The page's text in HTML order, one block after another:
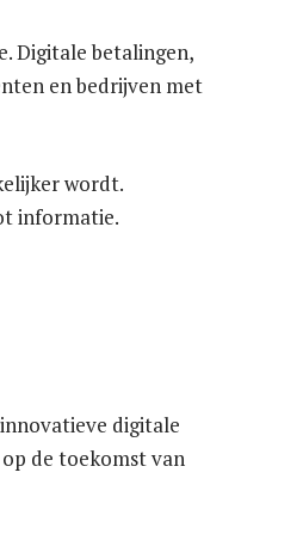
Digitale betalingen,
en bedrijven met
wordt.
informatie.
digitale
de toekomst van